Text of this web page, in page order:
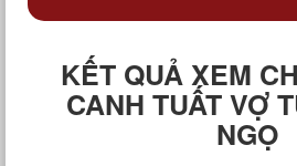
KẾT QUẢ XEM
CANH TUẤT VỢ
NGỌ